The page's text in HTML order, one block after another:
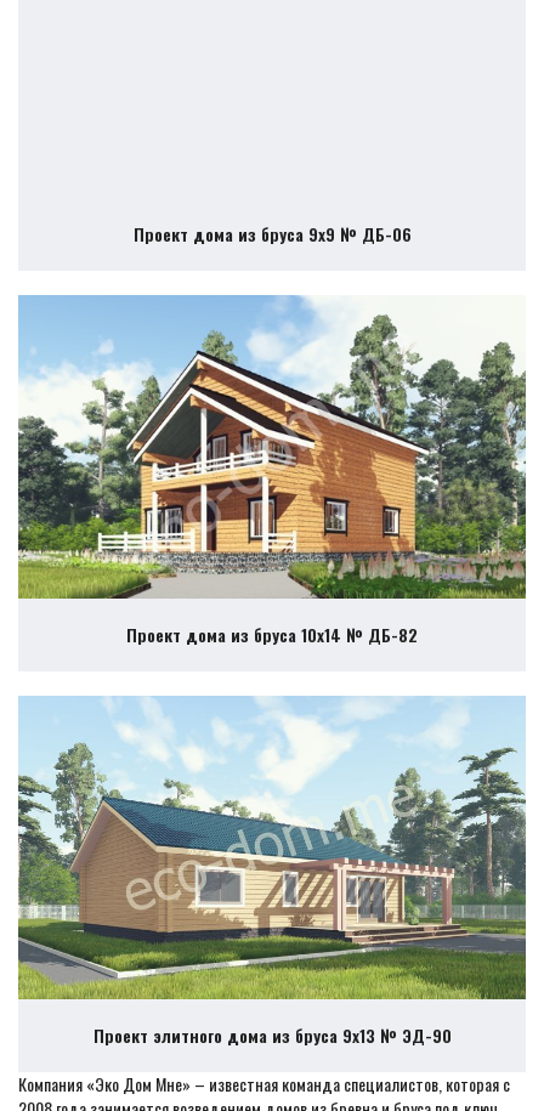
Проект дома из бруса 9х9 № ДБ-06
Проект дома из бруса 10х14 № ДБ-82
Проект элитного дома из бруса 9х13 № ЭД-90
Компания «Эко Дом Мне» – известная команда специалистов, которая с